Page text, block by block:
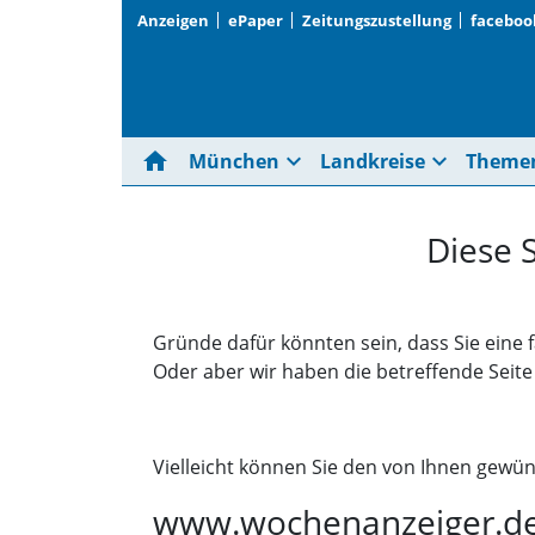
Anzeigen ePaper Zeitungszustellung
home München expand_more Landkreise expand_more
Diese
Gründe dafür könnten sein, dass Sie
Oder aber wir haben die betreffende
Vielleicht können Sie den von Ihnen